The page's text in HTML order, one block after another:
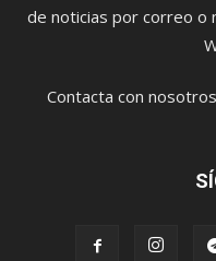
de noticias por correo o
Contacta con